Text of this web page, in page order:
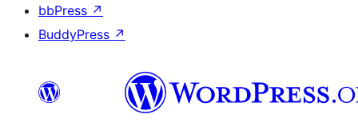
bbPress ↗
BuddyPress ↗